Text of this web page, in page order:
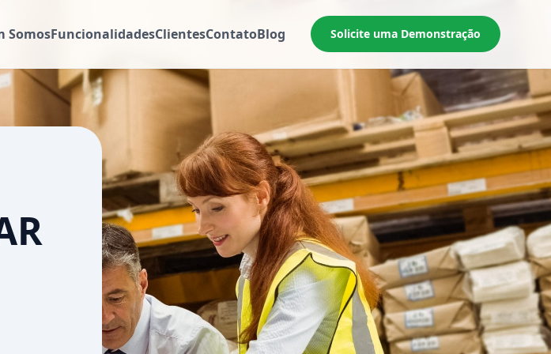
SomosFuncionalidadesClientesContatoBlog Solicite uma Demonstração